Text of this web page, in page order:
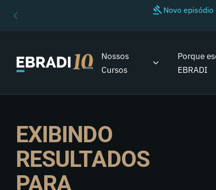
Novo episódio
Nossos
Cursos
Porque
EBRADI
EXIBINDO
RESULTADOS
PARA